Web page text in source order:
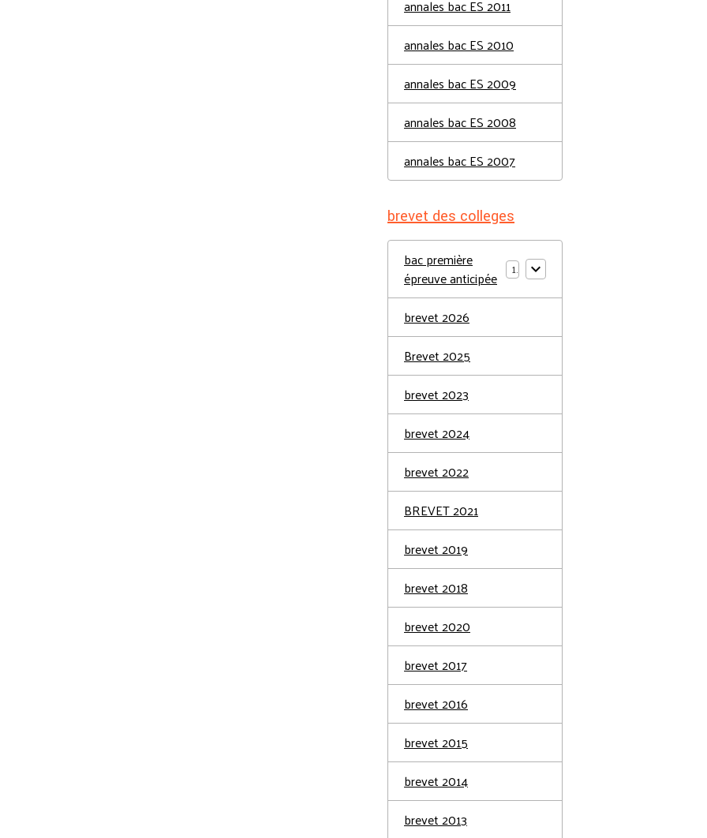
annales bac ES 2011
annales bac ES 2010
annales bac ES 2009
annales bac ES 2008
annales bac ES 2007
brevet des colleges
bac première
épreuve anticipée
1
brevet 2026
Brevet 2025
brevet 2023
brevet 2024
brevet 2022
BREVET 2021
brevet 2019
brevet 2018
brevet 2020
brevet 2017
brevet 2016
brevet 2015
brevet 2014
brevet 2013